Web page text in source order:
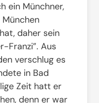
ein Münchner,
daher sein
Franzi”. Aus
verschlug es
in Bad
Zeit hatt er
denn er war